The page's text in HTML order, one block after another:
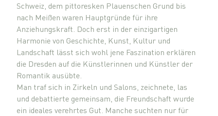
Schweiz, dem pittoresken Plauenschen Grund bis
nach Meißen waren Hauptgründe für ihre
Anziehungskraft. Doch erst in der einzigartigen
Harmonie von Geschichte, Kunst, Kultur und
Landschaft lässt sich wohl jene Faszination erklären
die Dresden auf die Künstlerinnen und Künstler der
Romantik ausübte.
Man traf sich in Zirkeln und Salons, zeichnete, las
und debattierte gemeinsam, die Freundschaft wurde
ein ideales verehrtes Gut. Manche suchten nur für